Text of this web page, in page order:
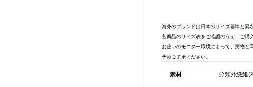
海外のブランドは日本のサイズ基準と異
各商品のサイズ表をご確認のうえ、ご購
お使いのモニター環境によって、実物と
予めご了承ください。
素材 分類外繊維(